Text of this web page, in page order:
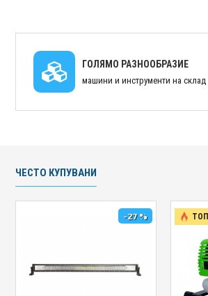
ГОЛЯМО РАЗНООБРАЗИЕ
машини и инструменти на склад
ЧЕСТО КУПУВАНИ
-27 % ТОП